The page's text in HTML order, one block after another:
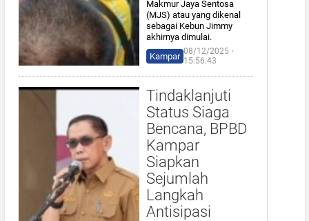
Makmur Jaya Sentosa
(MJS) atau yang dikenal
sebagai Kebun Jimmy
akhirnya dimulai.
Kampar 08/12/2025 ⋅
15:56:43
Tindaklanjuti
Status Siaga
Bencana, BPBD
Kampar
Siapkan
Sejumlah
Langkah
Antisipasi